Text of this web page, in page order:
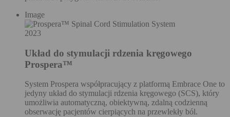
Image
2023
Układ do stymulacji rdzenia kręgowego
Prospera™
System Prospera współpracujący z platformą Embrace One to
jedyny układ do stymulacji rdzenia kręgowego (SCS), który
umożliwia automatyczną, obiektywną, zdalną codzienną
obserwację pacjentów cierpiących na przewlekły ból.